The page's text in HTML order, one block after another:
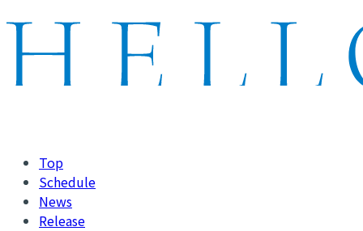
Top
Schedule
News
Release